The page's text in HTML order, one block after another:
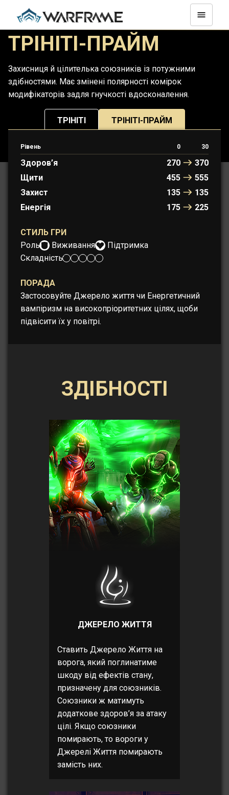
ТРІНІТІ-ПРАЙМ
Захисниця й цілителька союзників із потужними
здібностями. Має змінені полярності комірок
модифікаторів задля гнучкості вдосконалення.
ТРІНІТІ ТРІНІТІ-ПРАЙМ
Рівень 0 30
Здоров’я 270
370
Щити
455
555
Захист
135
135
Енергія
175 225
СТИЛЬ ГРИ
Роль:
Виживання
Підтримка
Складність:
ПОРАДА
Застосовуйте Джерело життя чи Енергетичний
вампіризм на високопріоритетних цілях, щоби
підвісити їх у повітрі.
ЗДІБНОСТІ
ДЖЕРЕЛО ЖИТТЯ
Ставить Джерело Життя на
ворога, який поглинатиме
шкоду від ефектів стану,
призначену для союзників.
Союзники ж матимуть
додаткове здоров’я за атаку
цілі. Якщо союзники
помирають, то вороги у
Джерелі Життя помирають
замість них.